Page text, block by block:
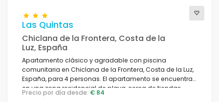
Las Quintas
Chiclana de la Frontera, Costa de la
Luz, España
Apartamento clásico y agradable con piscina
comunitaria en Chiclana de la Frontera, Costa de la Luz,
España, para 4 personas. El apartamento se encuentra
en una zona residencial de playa, cerca de tiendas,
supermercados y una pista de tenis, y a 1 km de la playa
Precio por día desde: € 84